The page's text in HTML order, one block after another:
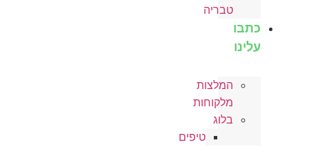
טבריה
כתבו
עלינו
המלצות
מלקוחות
בלוג
טיפים